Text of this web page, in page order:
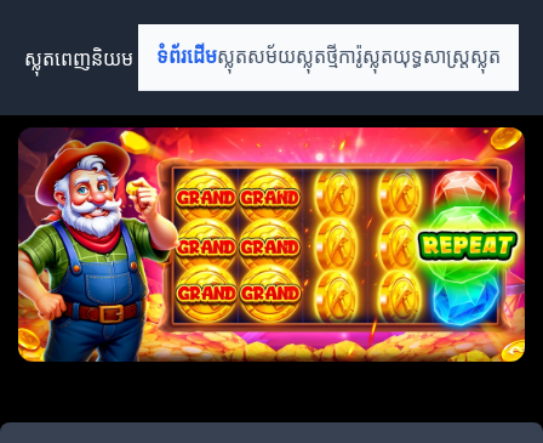
ស្លុតពេញនិយម ទំព័រដើមស្លុតសម័យស្លុតថ្មីការ៉ូស្លុតយុទ្ធសាស្ត្រស្លុត